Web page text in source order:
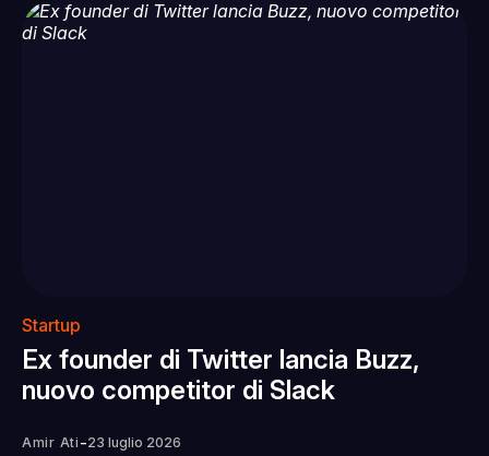
Startup
Ex founder di Twitter lancia Buzz,
nuovo competitor di Slack
Amir Ati -23 luglio 2026